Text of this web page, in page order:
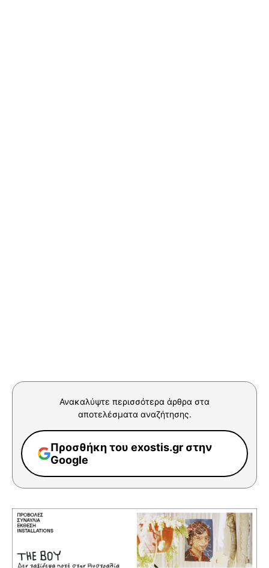
Ανακαλύψτε περισσότερα άρθρα στα
αποτελέσματα αναζήτησης.
Προσθήκη του exostis.gr στην
Google